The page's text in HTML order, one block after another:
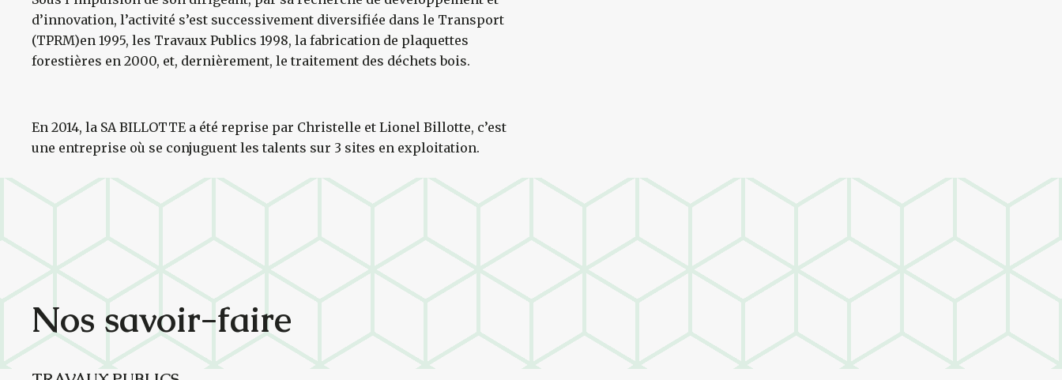
d’innovation, l’activité s’est successivement diversifiée dans le Transport
(TPRM)en 1995, les Travaux Publics 1998, la fabrication de plaquettes
forestières en 2000, et, dernièrement, le traitement des déchets bois.
En 2014, la SA BILLOTTE a été reprise par Christelle et Lionel Billotte, c’est
une entreprise où se conjuguent les talents sur 3 sites en exploitation.
Nos savoir-faire